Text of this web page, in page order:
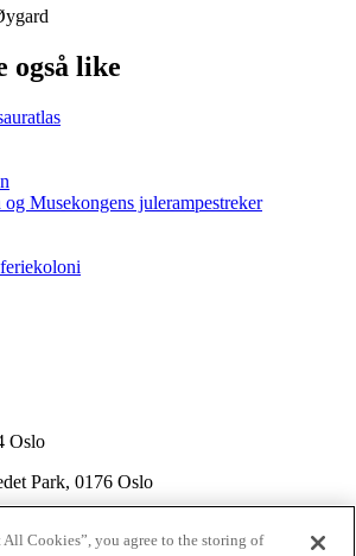
også like
Musekongens julerampestreker
Oslo
Park, 0176 Oslo
Cookies”, you agree to the storing of